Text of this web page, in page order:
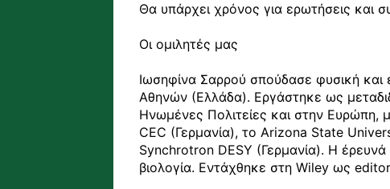
Θα υπάρχει χρόνος για ερωτήσεις και
Οι ομιλητές μας
Ιωσηφίνα Σαρρού σπούδασε φυσική και
Αθηνών (Ελλάδα). Εργάστηκε ως
Ηνωμένες Πολιτείες και στην Ευρώπη,
CEC (Γερμανία), το Arizona State
Synchrotron DESY (Γερμανία). Η
βιολογία. Εντάχθηκε στη Wiley ως